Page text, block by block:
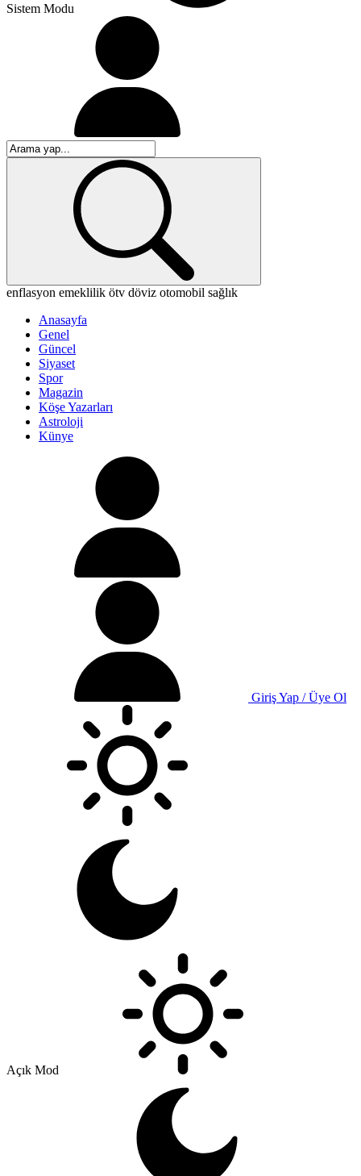
Sistem Modu
enflasyon emeklilik ötv döviz otomobil sağlık
Anasayfa
Genel
Güncel
Siyaset
Spor
Magazin
Köşe Yazarları
Astroloji
Künye
Giriş Yap / Üye Ol
Açık Mod